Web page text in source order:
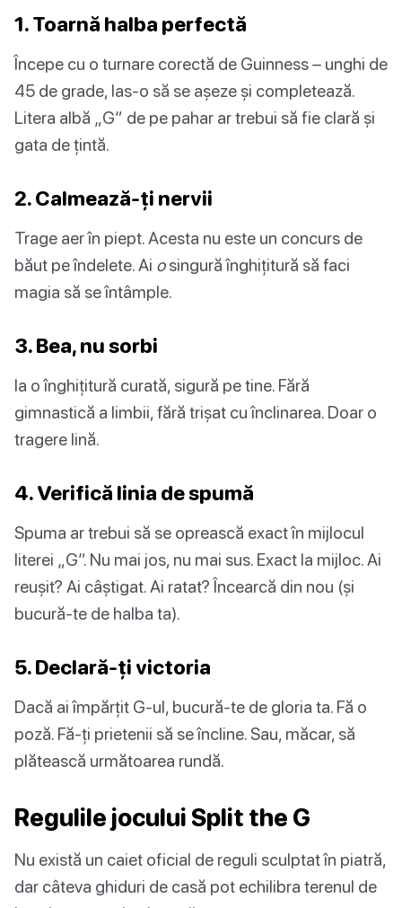
1. Toarnă halba perfectă
Începe cu o turnare corectă de Guinness – unghi de
45 de grade, las-o să se așeze și completează.
Litera albă „G” de pe pahar ar trebui să fie clară și
gata de țintă.
2. Calmează-ți nervii
Trage aer în piept. Acesta nu este un concurs de
băut pe îndelete. Ai osingură înghițitură să faci
magia să se întâmple.
3. Bea, nu sorbi
Ia o înghițitură curată, sigură pe tine. Fără
gimnastică a limbii, fără trișat cu înclinarea. Doar o
tragere lină.
4. Verifică linia de spumă
Spuma ar trebui să se oprească exact în mijlocul
literei „G”. Nu mai jos, nu mai sus. Exact la mijloc. Ai
reușit? Ai câștigat. Ai ratat? Încearcă din nou (și
bucură-te de halba ta).
5. Declară-ți victoria
Dacă ai împărțit G-ul, bucură-te de gloria ta. Fă o
poză. Fă-ți prietenii să se încline. Sau, măcar, să
plătească următoarea rundă.
Regulile jocului Split the G
Nu există un caiet oficial de reguli sculptat în piatră,
dar câteva ghiduri de casă pot echilibra terenul de